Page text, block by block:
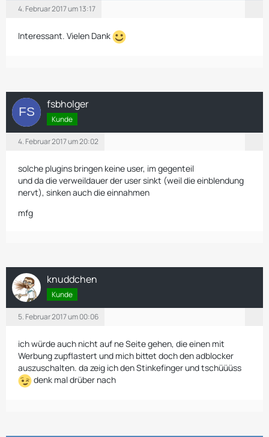
4. Februar 2017 um 13:17
Interessant. Vielen Dank
fsbholger
Kunde
4. Februar 2017 um 20:02
solche plugins bringen keine user, im gegenteil
und da die verweildauer der user sinkt (weil die einblendung
nervt), sinken auch die einnahmen
mfg
knuddchen
Kunde
5. Februar 2017 um 00:06
ich würde auch nicht auf ne Seite gehen, die einen mit
Werbung zupflastert und mich bittet doch den adblocker
auszuschalten. da zeig ich den Stinkefinger und tschüüüss
denk mal drüber nach